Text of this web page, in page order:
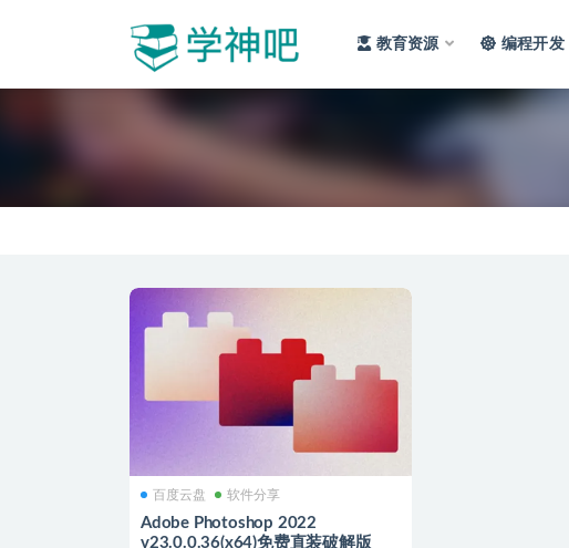
教育资源 编程开发
百度云盘 软件分享
Adobe Photoshop 2022
v23.0.0.36(x64)免费直装破解版